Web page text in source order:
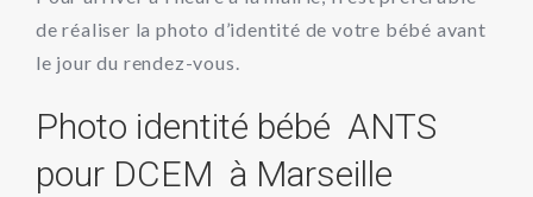
de réaliser la photo d’identité de votre bébé avant
le jour du rendez-vous.
Photo identité bébé ANTS
pour DCEM à Marseille